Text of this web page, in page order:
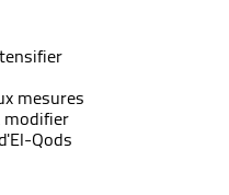
mesures
Qods